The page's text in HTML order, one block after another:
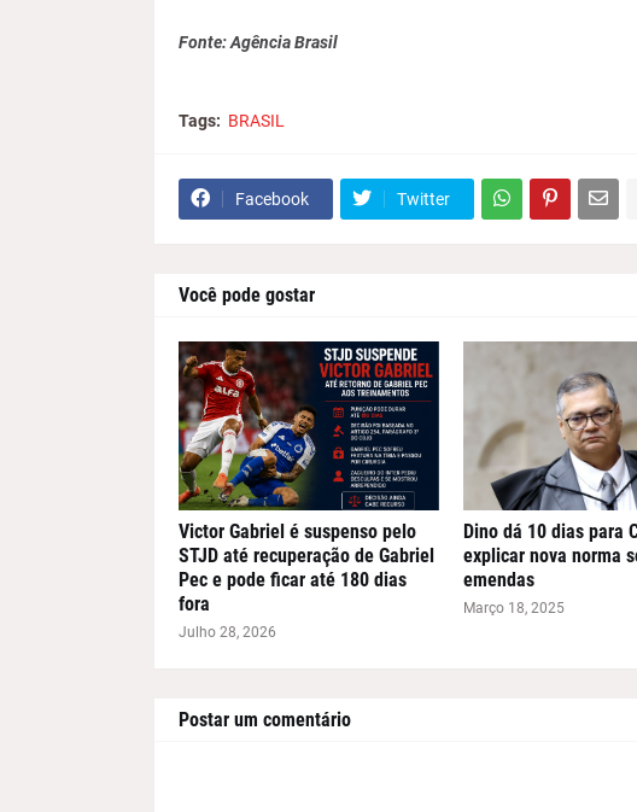
Fonte: Agência Brasil
Tags: BRASIL
Facebook Twitter
Você pode gostar
Victor Gabriel é suspenso pelo
STJD até recuperação de Gabriel
Pec e pode ficar até 180 dias
fora
Julho 28, 2026
Dino dá 10 dias para
explicar nova norma
emendas
Março 18, 2025
Postar um comentário